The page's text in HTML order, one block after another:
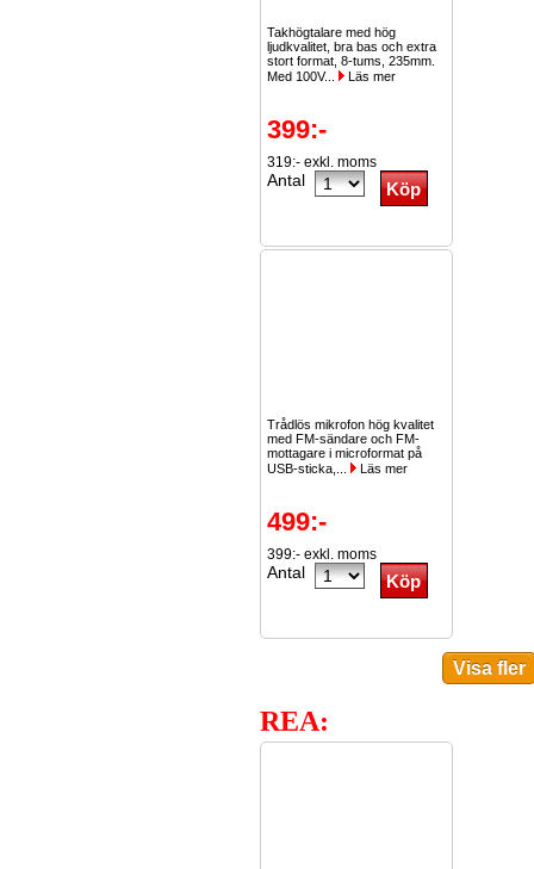
Takhögtalare med hög
ljudkvalitet, bra bas och extra
stort format, 8-tums, 235mm.
Med 100V...
Läs mer
399:-
319:- exkl. moms
Antal
Trådlös mikrofon hög kvalitet
med FM-sändare och FM-
mottagare i microformat på
USB-sticka,...
Läs mer
499:-
399:- exkl. moms
Antal
REA: